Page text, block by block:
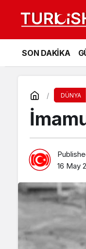
SON DAKİKA
DÜNYA
16 May